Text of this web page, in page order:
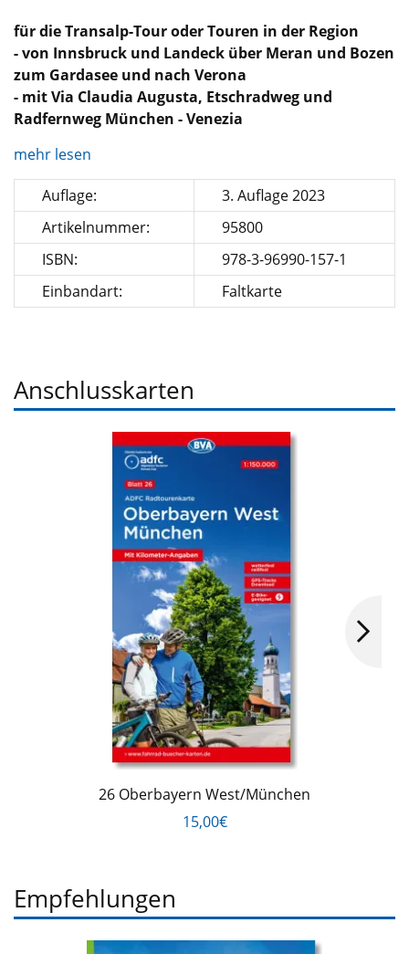
für die Transalp-Tour oder Touren in der Region
- von Innsbruck und Landeck über Meran und Bozen
zum Gardasee und nach Verona
- mit Via Claudia Augusta, Etschradweg und
Radfernweg München - Venezia
mehr lesen
Auflage:
3. Auflage 2023
Artikelnummer:
95800
ISBN:
978-3-96990-157-1
Einbandart:
Faltkarte
Anschlusskarten
26 Oberbayern West/München
15,00€
Empfehlungen